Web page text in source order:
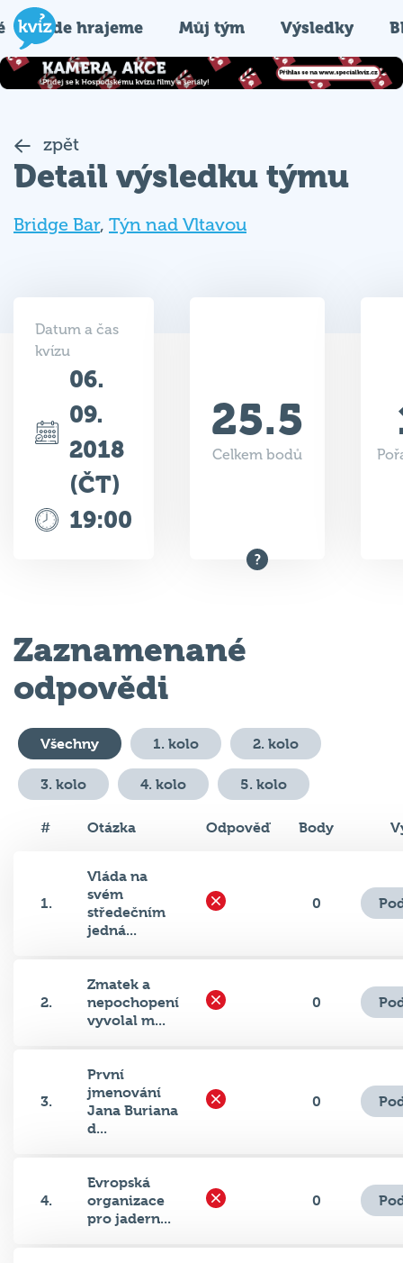
Kde hrajeme Můj tým Výsledky
zpět
Detail výsledku týmu
Bridge Bar, Týn nad Vltavou
Datum a čas
kvízu
06.
09.
2018
(ČT)
19:00
25.5
Celkem bodů
Zaznamenané
odpovědi
Všechny 1. kolo 2. kolo
3. kolo 4. kolo 5. kolo
# Otázka Odpověď Body
1.
Vláda na
svém
středečním
jedná...
0
2.
Zmatek a
nepochopení
vyvolal m...
0
3.
První
jmenování
Jana Buriana
d...
0
4.
Evropská
organizace
pro jadern...
0